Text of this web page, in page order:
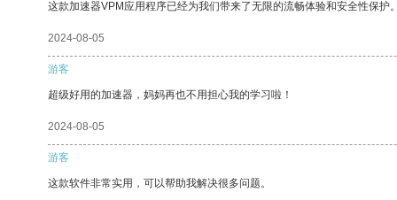
这款加速器VPM应用程序已经为我们带来了无限的流畅体验和安全性保护
2024-08-05
游客
超级好用的加速器，妈妈再也不用担心我的学习啦！
2024-08-05
游客
这款软件非常实用，可以帮助我解决很多问题。